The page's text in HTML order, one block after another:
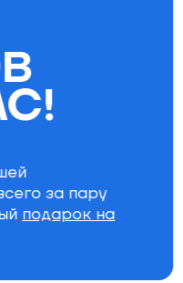
за пару
подарок на